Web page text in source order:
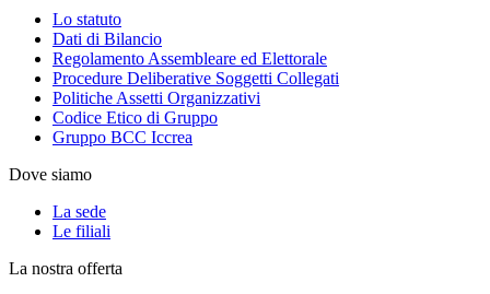
Lo statuto
Dati di Bilancio
Regolamento Assembleare ed Elettorale
Procedure Deliberative Soggetti Collegati
Politiche Assetti Organizzativi
Codice Etico di Gruppo
Gruppo BCC Iccrea
Dove siamo
La sede
Le filiali
La nostra offerta